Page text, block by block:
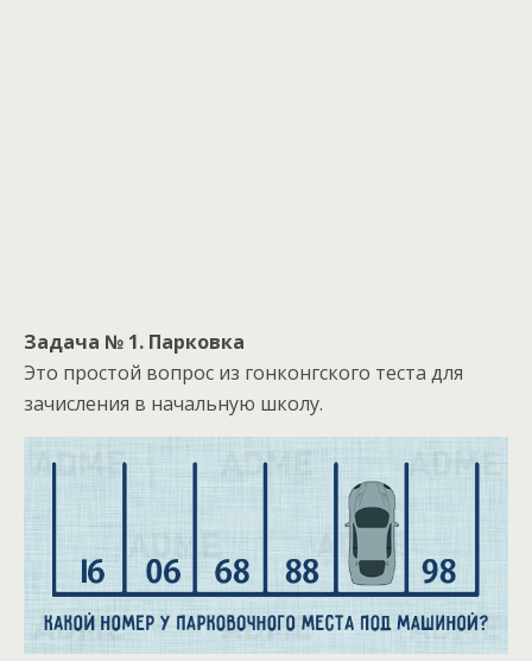
Задача № 1. Парковка
Это простой вопрос из гонконгского теста для
зачисления в начальную школу.